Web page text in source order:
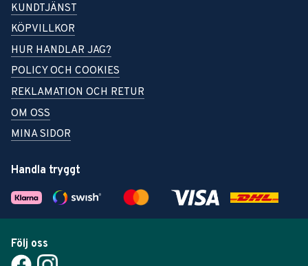
KUNDTJÄNST
KÖPVILLKOR
HUR HANDLAR JAG?
POLICY OCH COOKIES
REKLAMATION OCH RETUR
OM OSS
MINA SIDOR
Handla tryggt
Följ oss